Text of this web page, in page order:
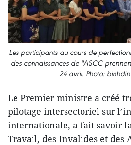
Les participants au cours de
des connaissances de l'ASCC
24 avril. Photo:
Le Premier ministre a créé
pilotage intersectoriel sur
internationale, a fait savoir
Travail, des Invalides et des